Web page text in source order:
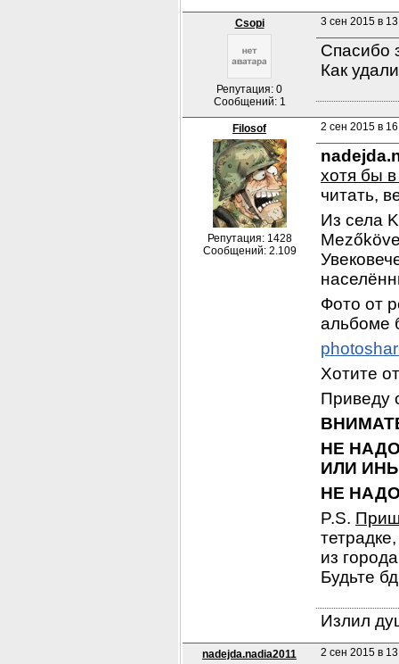
Csopi
Репутация: 0
Сообщений: 1
3 сен 2015 в
Спасибо
Как
Filosof
Репутация: 1428
Сообщений: 2.109
2 сен 2015 в
хотя бы
читать,
Из села
Фото от
альбоме
Хотите
Приведу
НЕ
ИЛИ
НЕ
P.S.
из
Будьте
Излил
nadejda.nadia2011 2 сен 2015 в